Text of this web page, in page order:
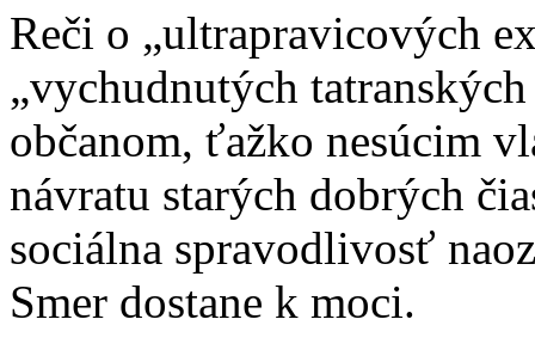
Reči o „ultrapravicových
„vychudnutých
občanom, ťažko nesúcim
návratu starých dobrých
sociálna spravodlivosť
Smer dostane k moci.